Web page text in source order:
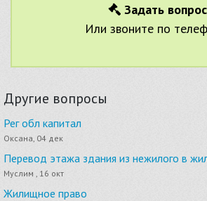
Задать вопрос
Или звоните по
Другие вопросы
Рег обл капитал
Оксана, 04 дек
Перевод этажа здания из нежилого в
Муслим , 16 окт
Жилищное право